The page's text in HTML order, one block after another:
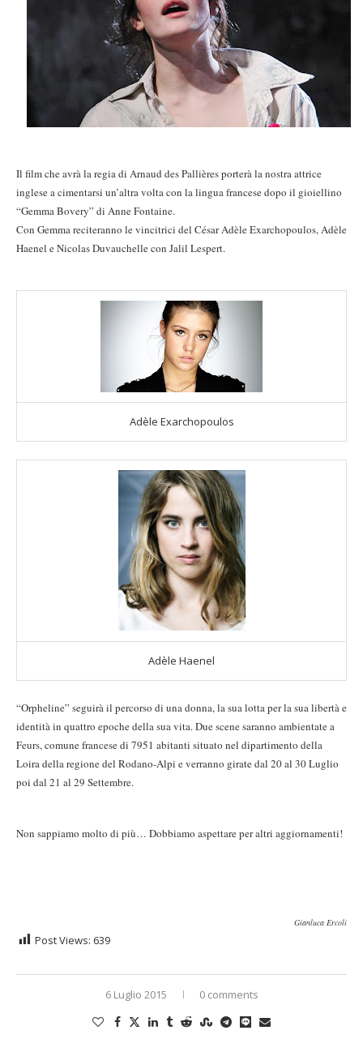
Il film che avrà la regia di Arnaud des Pallières porterà la nostra attrice
inglese a cimentarsi un’altra volta con la lingua francese dopo il gioiellino
“Gemma Bovery” di Anne Fontaine.
Con Gemma reciteranno le vincitrici del César Adèle Exarchopoulos, Adèle
Haenel e Nicolas Duvauchelle con Jalil Lespert.
Adèle Exarchopoulos
Adèle Haenel
“Orpheline” seguirà il percorso di una donna, la sua lotta per la sua libertà e
identità in quattro epoche della sua vita. Due scene saranno ambientate a
Feurs, comune francese di 7951 abitanti situato nel dipartimento della
Loira della regione del Rodano-Alpi e verranno girate dal 20 al 30 Luglio
poi dal 21 al 29 Settembre.
Non sappiamo molto di più… Dobbiamo aspettare per altri aggiornamenti!
Gianluca Ercoli
Post Views: 639
6 Luglio 2015 0 comments